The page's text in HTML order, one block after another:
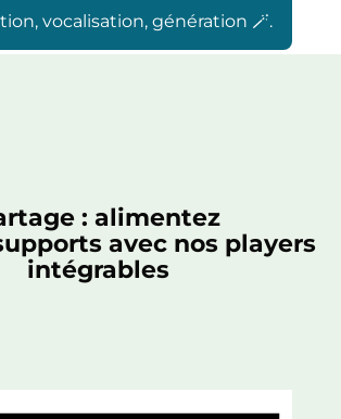
vocalisation, génération 🪄.
: alimentez
avec nos players
intégrables